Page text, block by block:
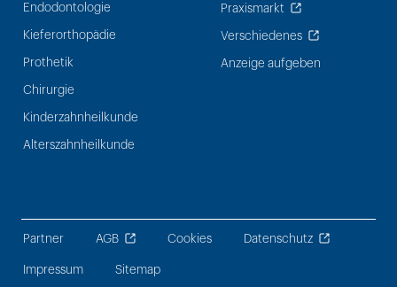
Endodontologie
Kieferorthopädie
Prothetik
Chirurgie
Kinderzahnheilkunde
Alterszahnheilkunde
Praxismarkt
Verschiedenes
Anzeige aufgeben
Partner AGB Cookies Datenschutz
Impressum Sitemap